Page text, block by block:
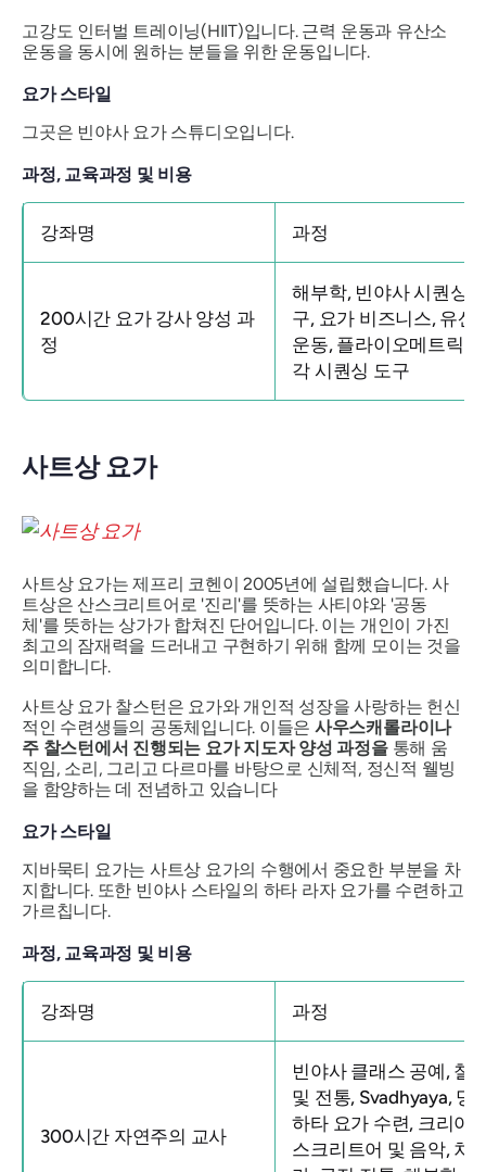
고강도 인터벌 트레이닝(HIIT)입니다. 근력 운동과 유산소
운동을 동시에 원하는 분들을 위한 운동입니다.
요가 스타일
그곳은 빈야사 요가 스튜디오입니다.
과정, 교육과정 및 비용
강좌명 과정
200시간 요가 강사 양성 과
정
해부학, 빈야사 시퀀싱
구, 요가 비즈니스, 유산
운동, 플라이오메트릭
각 시퀀싱 도구
사트상 요가
사트상 요가는 제프리 코헨이 2005년에 설립했습니다. 사
트상은 산스크리트어로 '진리'를 뜻하는 사티야와 '공동
체'를 뜻하는 상가가 합쳐진 단어입니다. 이는 개인이 가진
최고의 잠재력을 드러내고 구현하기 위해 함께 모이는 것을
의미합니다.
사트상 요가 찰스턴은 요가와 개인적 성장을 사랑하는 헌신
적인 수련생들의 공동체입니다. 이들은 사우스캐롤라이나
주 찰스턴에서 진행되는 요가 지도자 양성 과정을통해 움
직임, 소리, 그리고 다르마를 바탕으로 신체적, 정신적 웰빙
을 함양하는 데 전념하고 있습니다
요가 스타일
지바묵티 요가는 사트상 요가의 수행에서 중요한 부분을 차
지합니다. 또한 빈야사 스타일의 하타 라자 요가를 수련하고
가르칩니다.
과정, 교육과정 및 비용
강좌명 과정
300시간 자연주의 교사
빈야사 클래스 공예, 철
및 전통, Svadhyaya, 명
하타 요가 수련, 크리야,
스크리트어 및 음악, 차